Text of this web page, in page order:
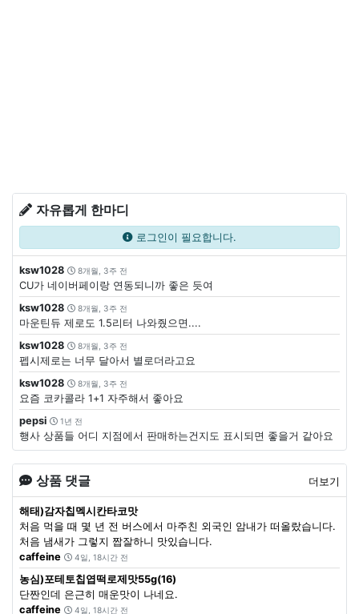
자유롭게 한마디
로그인이 필요합니다.
ksw1028 8개월, 3주 전
CU가 네이버페이랑 연동되니까 좋은 듯여
ksw1028
8개월, 3주 전
마운틴듀 제로도 1.5리터 나와줬으면....
ksw1028
8개월, 3주 전
펩시제로는 너무 달아서 별로더라고요
ksw1028
8개월, 3주 전
요즘 코카콜라 1+1 자주해서 좋아요
pepsi
1년 전
행사 상품들 어디 지점에서 판매하는건지도 표시되면 좋을거 같아요
상품 댓글 더보기
해태)감자칩멕시칸타코맛
처음 먹을 때 몇 년 전 버스에서 마주친 외국인 암내가 떠올랐습니다.
처음 냄새가 그렇지 짭잘하니 맛있습니다.
caffeine
4일, 18시간 전
농심)포테토칩엽떡로제맛55g(16)
단짠인데 은근히 매운맛이 나네요.
caffeine
4일, 18시간 전